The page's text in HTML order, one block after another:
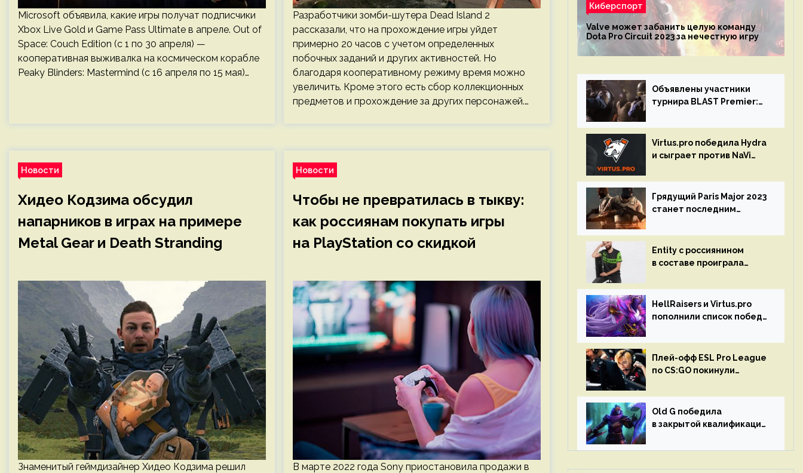
Microsoft объявила, какие игры получат подписчики
Xbox Live Gold и Game Pass Ultimate в апреле. Out of
Space: Couch Edition (с 1 по 30 апреля) —
кооперативная выживалка на космическом корабле
Peaky Blinders: Mastermind (с 16 апреля по 15 мая)…
Разработчики зомби-шутера Dead Island 2
рассказали, что на прохождение игры уйдет
примерно 20 часов с учетом определенных
побочных заданий и других активностей. Но
благодаря кооперативному режиму время можно
увеличить. Кроме этого есть сбор коллекционных
предметов и прохождение за других персонажей.…
Новости
Хидео Кодзима обсудил
напарников в играх на примере
Metal Gear и Death Stranding
Знаменитый геймдизайнер Хидео Кодзима решил
Новости
Чтобы не превратилась в тыкву:
как россиянам покупать игры
на PlayStation со скидкой
В марте 2022 года Sony приостановила продажи в
Киберспорт
Valve может забанить целую команду
Dota Pro Circuit 2023 за нечестную игру
Объявлены участники
турнира BLAST Premier:
Virtus.pro победила Hydra
и сыграет против NaVi
Circuit
Грядущий Paris Major 2023
станет последним
GO
Entity с россиянином
в составе проиграла
Circuit 2023
HellRaisers и Virtus.pro
пополнили список побед
Плей-офф ESL Pro League
по CS:GO покинули
Old G победила
в закрытой квалификации
Западной Европы